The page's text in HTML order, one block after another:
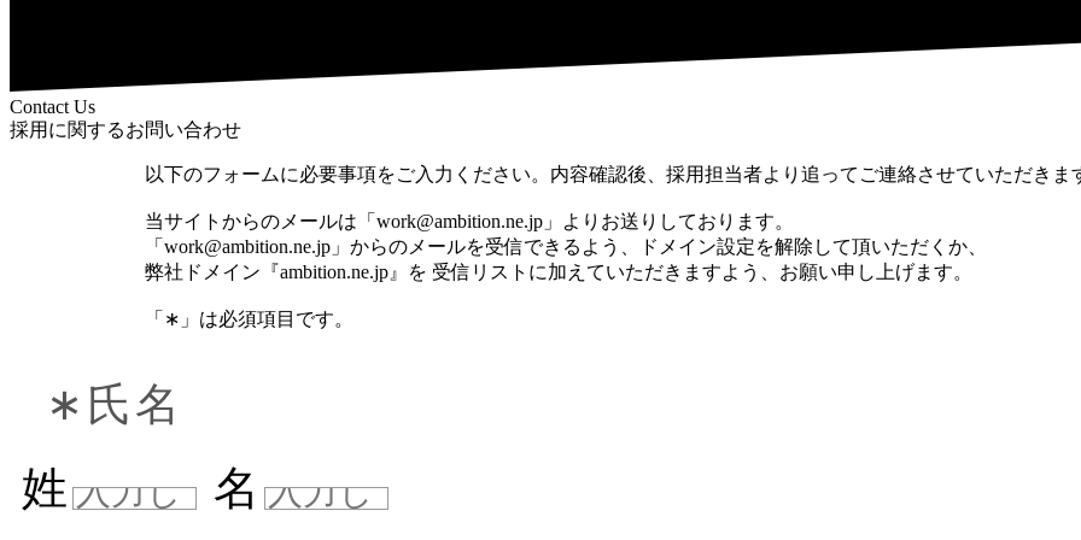
Contact Us
採用に関するお問い合わせ
以下のフォームに必要事項をご入力ください。内容確認後、採用担当者より追ってご連絡させていただきま
当サイトからのメールは「work@ambition.ne.jp」よりお送りしております。
「work@ambition.ne.jp」からのメールを受信できるよう、ドメイン設定を解除して頂いただくか、
弊社ドメイン『ambition.ne.jp』を 受信リストに加えていただきますよう、お願い申し上げます。
「∗」は必須項目です。
∗氏名
姓 名